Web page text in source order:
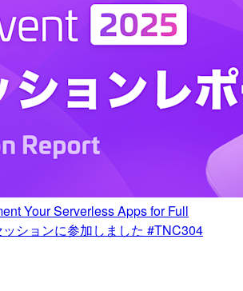
Your Serverless Apps for Full
ションに参加しました #TNC304